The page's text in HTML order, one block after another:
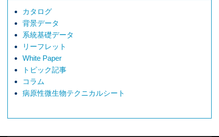
カタログ
背景データ
系統基礎データ
リーフレット
White Paper
トピック記事
コラム
病原性微生物テクニカルシート